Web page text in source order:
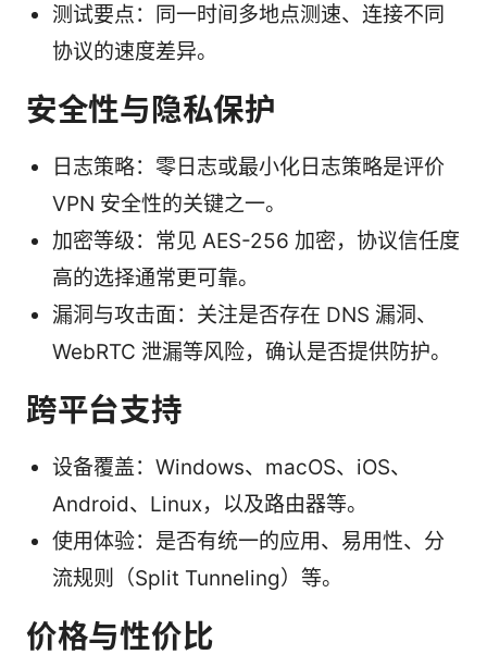
测试要点：同一时间多地点测速、连接不同
协议的速度差异。
安全性与隐私保护
日志策略：零日志或最小化日志策略是评价
VPN 安全性的关键之一。
加密等级：常见 AES-256 加密，协议信任度
高的选择通常更可靠。
漏洞与攻击面：关注是否存在 DNS 漏洞、
WebRTC 泄漏等风险，确认是否提供防护。
跨平台支持
设备覆盖：Windows、macOS、iOS、
Android、Linux，以及路由器等。
使用体验：是否有统一的应用、易用性、分
流规则（Split Tunneling）等。
价格与性价比